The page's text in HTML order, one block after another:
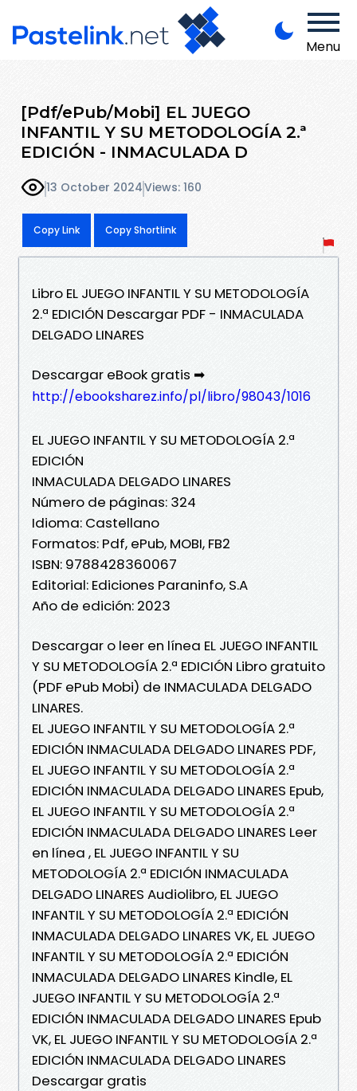
Menu
[Pdf/ePub/Mobi] EL JUEGO
INFANTIL Y SU METODOLOGÍA 2.ª
EDICIÓN - INMACULADA D
13 October 2024Views: 160
Copy Link Copy Shortlink
Libro EL JUEGO INFANTIL Y SU METODOLOGÍA
2.ª EDICIÓN Descargar PDF - INMACULADA
DELGADO LINARES
Descargar eBook gratis ➡
http://ebooksharez.info/pl/libro/98043/1016
EL JUEGO INFANTIL Y SU METODOLOGÍA 2.ª
EDICIÓN
INMACULADA DELGADO LINARES
Número de páginas: 324
Idioma: Castellano
Formatos: Pdf, ePub, MOBI, FB2
ISBN: 9788428360067
Editorial: Ediciones Paraninfo, S.A
Año de edición: 2023
Descargar o leer en línea EL JUEGO INFANTIL
Y SU METODOLOGÍA 2.ª EDICIÓN Libro gratuito
(PDF ePub Mobi) de INMACULADA DELGADO
LINARES.
EL JUEGO INFANTIL Y SU METODOLOGÍA 2.ª
EDICIÓN INMACULADA DELGADO LINARES PDF,
EL JUEGO INFANTIL Y SU METODOLOGÍA 2.ª
EDICIÓN INMACULADA DELGADO LINARES Epub,
EL JUEGO INFANTIL Y SU METODOLOGÍA 2.ª
EDICIÓN INMACULADA DELGADO LINARES Leer
en línea , EL JUEGO INFANTIL Y SU
METODOLOGÍA 2.ª EDICIÓN INMACULADA
DELGADO LINARES Audiolibro, EL JUEGO
INFANTIL Y SU METODOLOGÍA 2.ª EDICIÓN
INMACULADA DELGADO LINARES VK, EL JUEGO
INFANTIL Y SU METODOLOGÍA 2.ª EDICIÓN
INMACULADA DELGADO LINARES Kindle, EL
JUEGO INFANTIL Y SU METODOLOGÍA 2.ª
EDICIÓN INMACULADA DELGADO LINARES Epub
VK, EL JUEGO INFANTIL Y SU METODOLOGÍA 2.ª
EDICIÓN INMACULADA DELGADO LINARES
Descargar gratis